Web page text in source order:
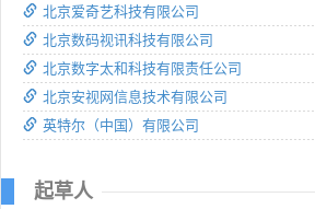
北京爱奇艺科技有限公司
北京数码视讯科技有限公司
北京数字太和科技有限责任公司
北京安视网信息技术有限公司
英特尔（中国）有限公司
起草人